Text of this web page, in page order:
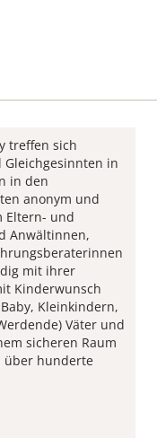
treffen sich
in
in den
anonym und
Eltern- und
Anwältinnen,
mit ihrer
Kinderwunsch
Kleinkindern,
Väter und
sicheren Raum
über hunderte